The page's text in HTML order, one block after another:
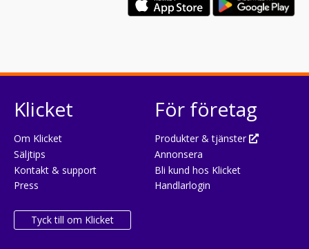
Klicket
Om Klicket
Säljtips
Kontakt & support
Press
Tyck till om Klicket
För företag
Produkter & tjänster
Annonsera
Bli kund hos Klicket
Handlarlogin